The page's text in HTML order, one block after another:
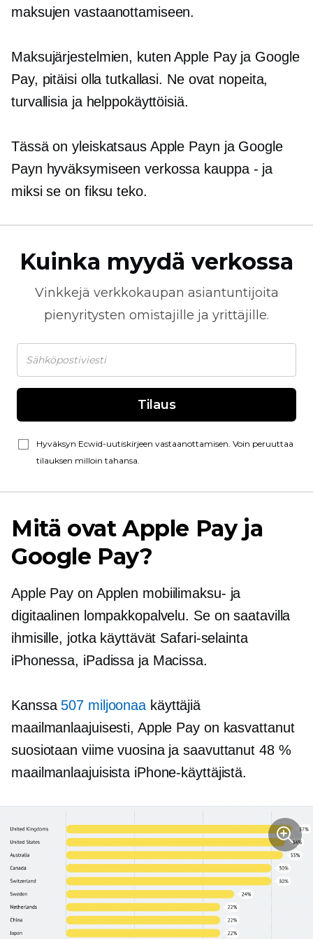
maksujen vastaanottamiseen.
Maksujärjestelmien, kuten Apple Pay ja Google
Pay, pitäisi olla tutkallasi. Ne ovat nopeita,
turvallisia ja helppokäyttöisiä.
Tässä on yleiskatsaus Apple Payn ja Google
Payn hyväksymiseen verkossa kauppa - ja
miksi se on fiksu teko.
Kuinka myydä verkossa
Vinkkejä verkkokaupan asiantuntijoita
pienyritysten omistajille ja yrittäjille.
Tilaus
Hyväksyn Ecwid-uutiskirjeen vastaanottamisen. Voin peruuttaa
tilauksen milloin tahansa.
Mitä ovat Apple Pay ja
Google Pay?
Apple Pay on Applen mobiilimaksu- ja
digitaalinen lompakkopalvelu. Se on saatavilla
ihmisille, jotka käyttävät Safari-selainta
iPhonessa, iPadissa ja Macissa.
Kanssa 507 miljoonaa käyttäjiä
maailmanlaajuisesti, Apple Pay on kasvattanut
suosiotaan viime vuosina ja saavuttanut 48 %
maailmanlaajuisista iPhone-käyttäjistä.